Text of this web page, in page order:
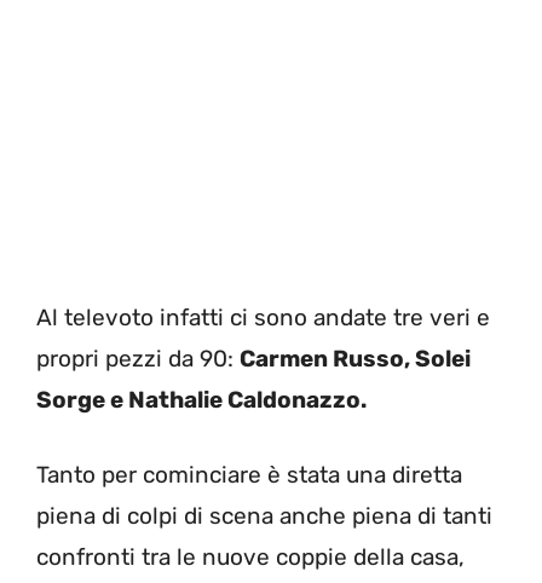
Al televoto infatti ci sono andate tre veri e
propri pezzi da 90: Carmen Russo, Solei
Sorge e Nathalie Caldonazzo.
Tanto per cominciare è stata una diretta
piena di colpi di scena anche piena di tanti
confronti tra le nuove coppie della casa,